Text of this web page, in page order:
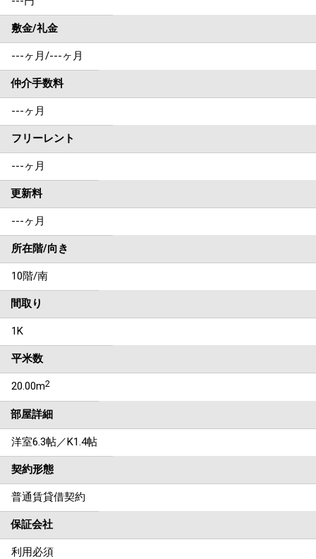
敷金/礼金
---ヶ月/---ヶ月
仲介手数料
---ヶ月
フリーレント
---ヶ月
更新料
---ヶ月
所在階/向き
10階/南
間取り
1K
平米数
20.00m2
部屋詳細
洋室6.3帖／K1.4帖
契約形態
普通賃貸借契約
保証会社
利用必須